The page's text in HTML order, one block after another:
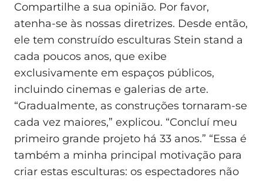
Compartilhe a sua opinião. Por favor,
atenha-se às nossas diretrizes. Desde então,
ele tem construído esculturas Stein stand a
cada poucos anos, que exibe
exclusivamente em espaços públicos,
incluindo cinemas e galerias de arte.
“Gradualmente, as construções tornaram-se
cada vez maiores,” explicou. “Concluí meu
primeiro grande projeto há 33 anos.” “Essa é
também a minha principal motivação para
criar estas esculturas: os espectadores não